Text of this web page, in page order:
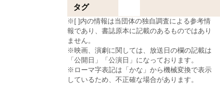
タグ
※[ ]内の情報は当団体の独自調査による参考情
報であり、書誌原本に記載のあるものではあり
ません。
※映画、演劇に関しては、放送日の欄の記載は
「公開日」「公演日」になっております。
※ローマ字表記は「かな」から機械変換で表示
しているため、不正確な場合があります。